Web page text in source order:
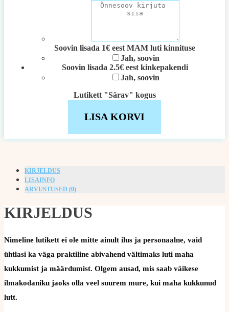
Soovin lisada 1€ eest MAM luti kinnituse
Jah, soovin
Soovin lisada 2.5€ eest kinkepakendi
Jah, soovin
Lutikett "Särav" kogus
LISA KORVI
KIRJELDUS
LISAINFO
ARVUSTUSED (0)
KIRJELDUS
Nimeline lutikett ei ole mitte ainult ilus ja personaalne, vaid
ühtlasi ka väga praktiline abivahend vältimaks luti maha
kukkumist ja määrdumist. Olgem ausad, mis saab väikese
ilmakodaniku jaoks olla veel suurem mure, kui maha kukkunud
lutt.